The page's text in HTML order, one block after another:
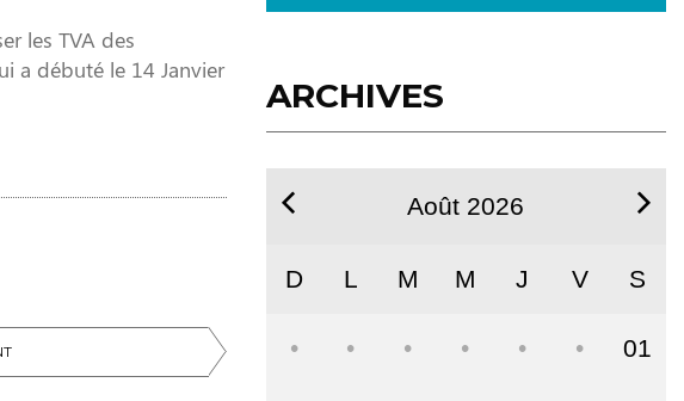
les TVA des
a débuté le 14 Janvier
ARCHIVES
JUILLET AOÛT SEPTEMBRE
OCTOBRE NOVEMBRE
Août 2026
D L M M J V S
01